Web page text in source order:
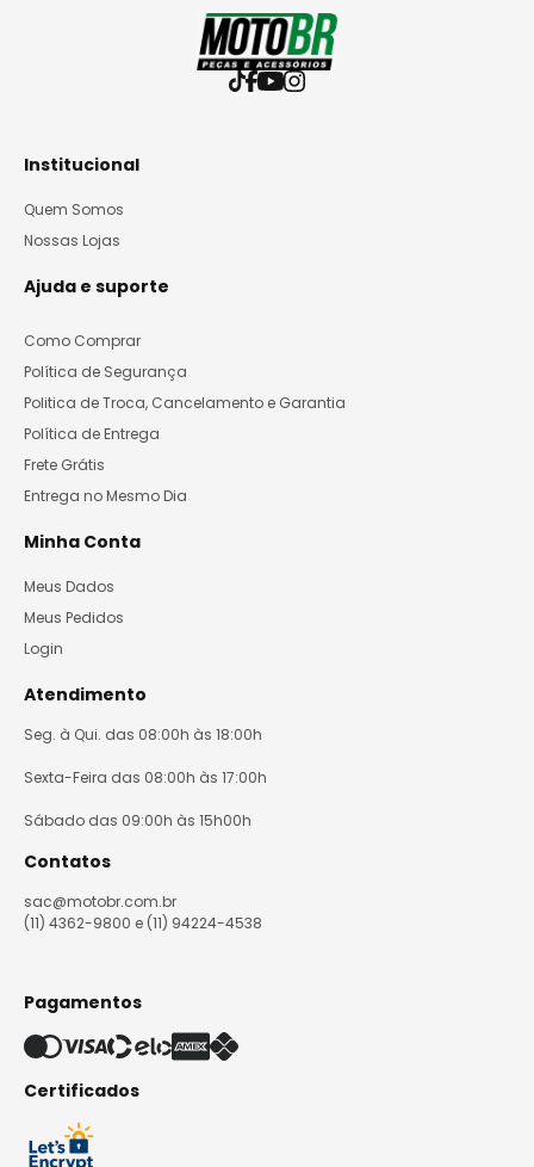
Institucional
Quem Somos
Nossas Lojas
Ajuda e suporte
Como Comprar
Política de Segurança
Politica de Troca, Cancelamento e Garantia
Política de Entrega
Frete Grátis
Entrega no Mesmo Dia
Minha Conta
Meus Dados
Meus Pedidos
Login
Atendimento
Seg. à Qui. das 08:00h às 18:00h
Sexta-Feira das 08:00h às 17:00h
Sábado das 09:00h às 15h00h
Contatos
sac@motobr.com.br
(11) 4362-9800 e (11) 94224-4538
Pagamentos
Certificados